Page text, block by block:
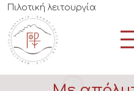
Πιλοτική λειτουργία